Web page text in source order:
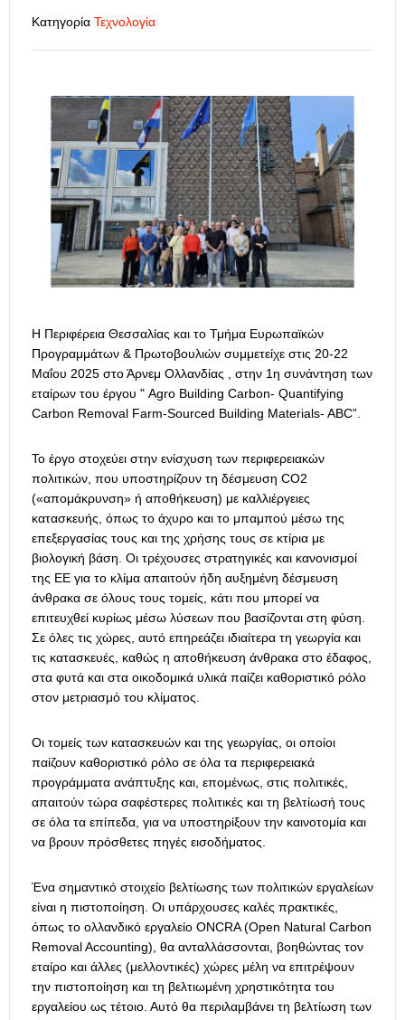
Κατηγορία Τεχνολογία
Η Περιφέρεια Θεσσαλίας και το Τμήμα Ευρωπαϊκών
Προγραμμάτων & Πρωτοβουλιών συμμετείχε στις 20-22
Μαΐου 2025 στο Άρνεμ Ολλανδίας , στην 1η συνάντηση των
εταίρων του έργου " Agro Building Carbon- Quantifying
Carbon Removal Farm-Sourced Building Materials- ABC”.
Το έργο στοχεύει στην ενίσχυση των περιφερειακών
πολιτικών, που υποστηρίζουν τη δέσμευση CO2
(«απομάκρυνση» ή αποθήκευση) με καλλιέργειες
κατασκευής, όπως το άχυρο και το μπαμπού μέσω της
επεξεργασίας τους και της χρήσης τους σε κτίρια με
βιολογική βάση. Οι τρέχουσες στρατηγικές και κανονισμοί
της ΕΕ για το κλίμα απαιτούν ήδη αυξημένη δέσμευση
άνθρακα σε όλους τους τομείς, κάτι που μπορεί να
επιτευχθεί κυρίως μέσω λύσεων που βασίζονται στη φύση.
Σε όλες τις χώρες, αυτό επηρεάζει ιδιαίτερα τη γεωργία και
τις κατασκευές, καθώς η αποθήκευση άνθρακα στο έδαφος,
στα φυτά και στα οικοδομικά υλικά παίζει καθοριστικό ρόλο
στον μετριασμό του κλίματος.
Οι τομείς των κατασκευών και της γεωργίας, οι οποίοι
παίζουν καθοριστικό ρόλο σε όλα τα περιφερειακά
προγράμματα ανάπτυξης και, επομένως, στις πολιτικές,
απαιτούν τώρα σαφέστερες πολιτικές και τη βελτίωσή τους
σε όλα τα επίπεδα, για να υποστηρίξουν την καινοτομία και
να βρουν πρόσθετες πηγές εισοδήματος.
Ένα σημαντικό στοιχείο βελτίωσης των πολιτικών εργαλείων
είναι η πιστοποίηση. Οι υπάρχουσες καλές πρακτικές,
όπως το ολλανδικό εργαλείο ONCRA (Open Natural Carbon
Removal Accounting), θα ανταλλάσσονται, βοηθώντας τον
εταίρο και άλλες (μελλοντικές) χώρες μέλη να επιτρέψουν
την πιστοποίηση και τη βελτιωμένη χρηστικότητα του
εργαλείου ως τέτοιο. Αυτό θα περιλαμβάνει τη βελτίωση των